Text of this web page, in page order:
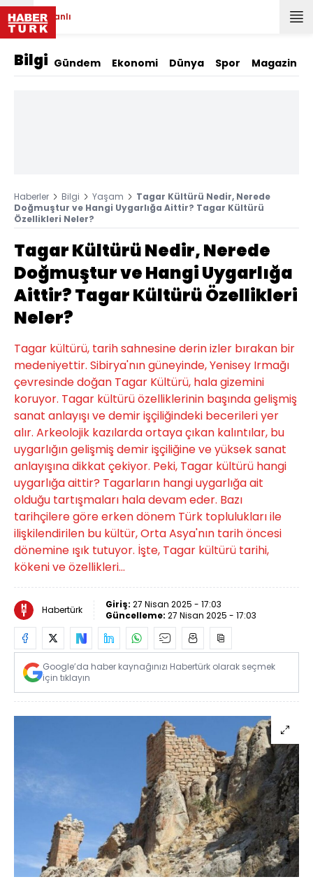
Canlı
Bilgi Gündem Ekonomi Dünya Spor Magazin
Haberler Bilgi Yaşam
Tagar Kültürü Nedir, Nerede
Doğmuştur ve Hangi Uygarlığa Aittir? Tagar Kültürü
Özellikleri Neler?
Tagar Kültürü Nedir, Nerede
Doğmuştur ve Hangi Uygarlığa
Aittir? Tagar Kültürü Özellikleri
Neler?
Tagar kültürü, tarih sahnesine derin izler bırakan bir
medeniyettir. Sibirya'nın güneyinde, Yenisey Irmağı
çevresinde doğan Tagar Kültürü, hala gizemini
koruyor. Tagar kültürü özelliklerinin başında gelişmiş
sanat anlayışı ve demir işçiliğindeki becerileri yer
alır. Arkeolojik kazılarda ortaya çıkan kalıntılar, bu
uygarlığın gelişmiş demir işçiliğine ve yüksek sanat
anlayışına dikkat çekiyor. Peki, Tagar kültürü hangi
uygarlığa aittir? Tagarların hangi uygarlığa ait
olduğu tartışmaları hala devam eder. Bazı
tarihçilere göre erken dönem Türk toplulukları ile
ilişkilendirilen bu kültür, Orta Asya'nın tarih öncesi
dönemine ışık tutuyor. İşte, Tagar kültürü tarihi,
kökeni ve özellikleri…
Habertürk Giriş: 27 Nisan 2025 - 17:03
Güncelleme: 27 Nisan 2025 - 17:03
Google’da haber kaynağınızı Habertürk olarak seçmek
için tıklayın